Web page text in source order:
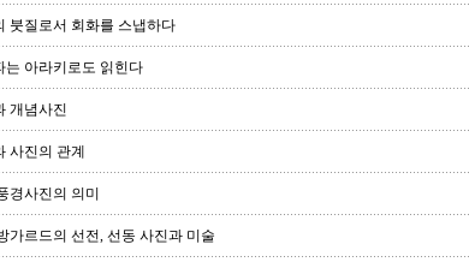
붓질로서 회화를 스냅하다
는 아라키로도 읽힌다
개념사진
사진의 관계
경사진의 의미
가르드의 선전, 선동 사진과 미술